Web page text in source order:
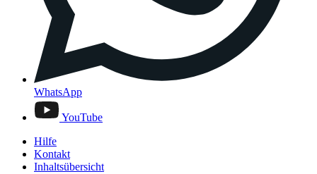
WhatsApp
YouTube
Hilfe
Kontakt
Inhaltsübersicht